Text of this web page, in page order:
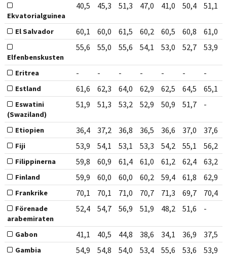
Ekvatorialguinea
40,5 45,3 51,3 47,0 41,0 50,4 51,1
El Salvador 60,1 60,0 61,5 60,2 60,5 60,8 61,0
Elfenbenskusten
55,6 55,0 55,6 54,1 53,0 52,7 53,9
Eritrea - - - - - - -
Estland 61,6 62,3 64,0 62,9 62,5 64,5 65,1
Eswatini
(Swaziland)
51,9 51,3 53,2 52,9 50,9 51,7 -
Etiopien 36,4 37,2 36,8 36,5 36,6 37,0 37,6
Fiji 53,9 54,1 53,1 53,3 54,2 55,1 56,2
Filippinerna 59,8 60,9 61,4 61,0 61,2 62,4 63,2
Finland 59,9 60,0 60,0 60,2 59,4 61,8 62,9
Frankrike 70,1 70,1 71,0 70,7 71,3 69,7 70,4
Förenade
arabemiraten
52,4 54,7 56,9 51,9 48,2 51,6 -
Gabon 41,1 40,5 44,8 38,6 34,1 36,9 37,5
Gambia 54,9 54,8 54,0 53,4 55,6 53,6 53,9